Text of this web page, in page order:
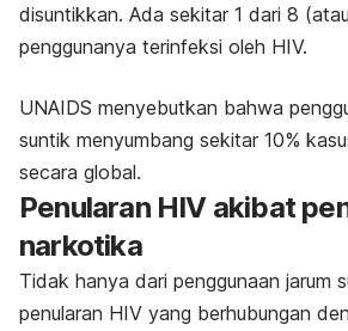
disuntikkan. Ada sekitar 1 dari 8
penggunanya terinfeksi oleh HIV.
UNAIDS menyebutkan bahwa
suntik menyumbang sekitar 10%
secara global.
Penularan HIV akibat
narkotika
Tidak hanya dari penggunaan jarum
penularan HIV yang berhubungan